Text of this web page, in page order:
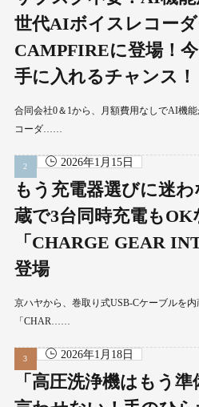
世代AIボイスレコー
CAMPFIREに登場！
手に入れるチャンス！
合同会社0＆1から、月額費用なしでAI機
コーダ……
2026年1月15日
もう充電器選びに迷
蔵で3台同時充電もOK
「CHARGE GEAR
登場
京ハヤから、巻取り式USB-Cケーブルを
「CHAR……
2026年1月18日
「高圧洗浄機はもう